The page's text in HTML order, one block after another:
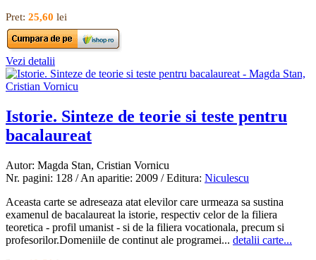
Pret: 25,60 lei
Vezi detalii
Istorie. Sinteze de teorie si teste pentru
bacalaureat
Autor: Magda Stan, Cristian Vornicu
Nr. pagini: 128 / An aparitie: 2009 / Editura: Niculescu
Aceasta carte se adreseaza atat elevilor care urmeaza sa sustina
examenul de bacalaureat la istorie, respectiv celor de la filiera
teoretica - profil umanist - si de la filiera vocationala, precum si
profesorilor.Domeniile de continut ale programei... detalii carte...